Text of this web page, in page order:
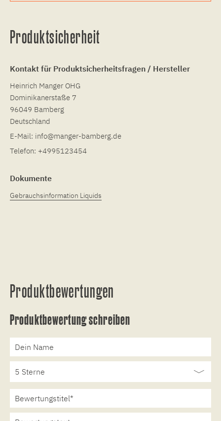
Produktsicherheit
Kontakt für Produktsicherheitsfragen / Hersteller
Heinrich Manger OHG
Dominikanerstaße 7
96049 Bamberg
Deutschland
E-Mail: info@manger-bamberg.de
Telefon: +4995123454
Dokumente
Gebrauchsinformation Liquids
Produktbewertungen
Produktbewertung schreiben